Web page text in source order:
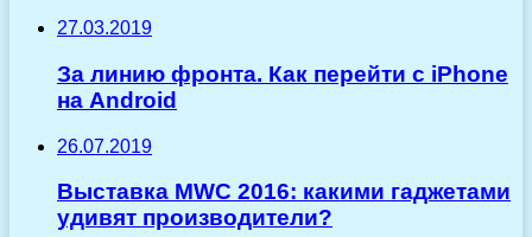
27.03.2019
За линию фронта. Как перейти с iPhone
на Android
26.07.2019
Выставка MWC 2016: какими гаджетами
удивят производители?